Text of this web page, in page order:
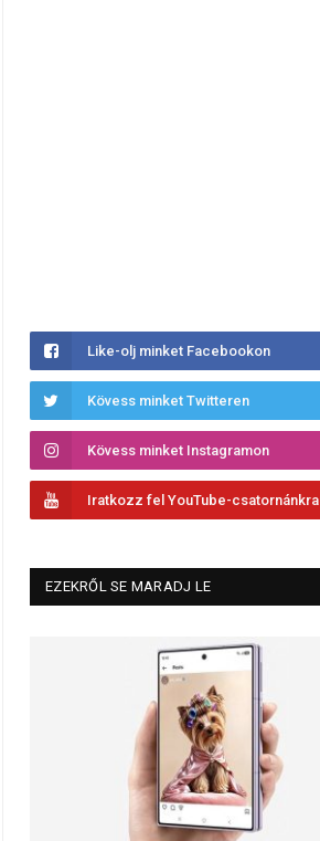
Like-olj minket Facebookon
Kövess minket Twitteren
Kövess minket Instagramon
Iratkozz fel YouTube-csatornánkra
EZEKRŐL SE MARADJ LE